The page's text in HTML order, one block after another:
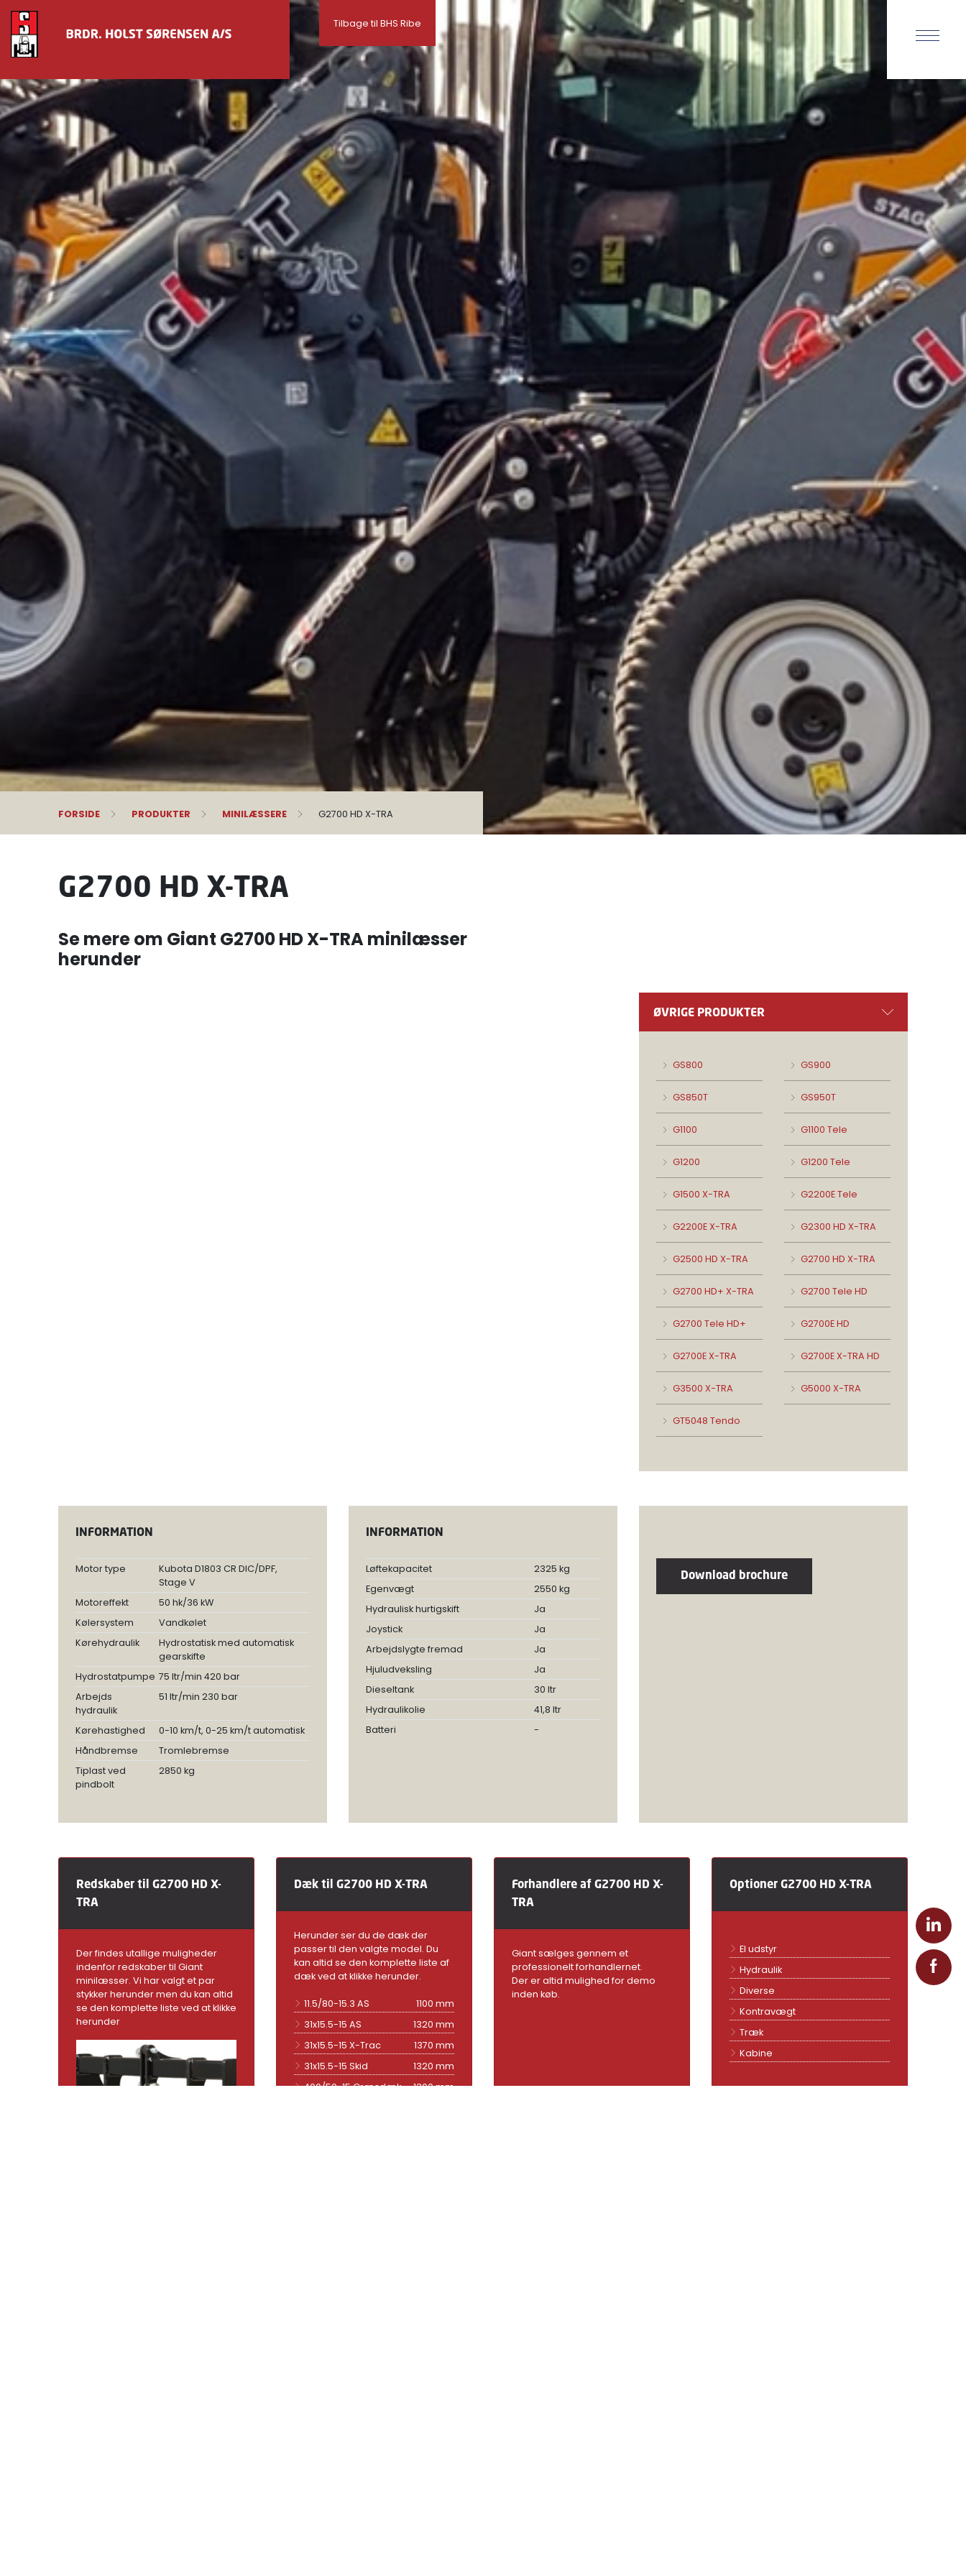
Tilbage til BHS Ribe
FORSIDE PRODUKTER MINILÆSSERE G2700 HD X-TRA
G2700 HD X-TRA
Se mere om Giant G2700 HD X-TRA minilæsser
herunder
ØVRIGE PRODUKTER
GS800 GS900
GS850T GS950T
G1100 G1100 Tele
G1200 G1200 Tele
G1500 X-TRA G2200E Tele
G2200E X-TRA G2300 HD X-TRA
G2500 HD X-TRA G2700 HD X-TRA
G2700 HD+ X-TRA G2700 Tele HD
G2700 Tele HD+ G2700E HD
G2700E X-TRA G2700E X-TRA HD
G3500 X-TRA G5000 X-TRA
GT5048 Tendo
INFORMATION
Motor type
Kubota D1803 CR DIC/DPF,
Stage V
Motoreffekt
50 hk/36 kW
Kølersystem
Vandkølet
Kørehydraulik
Hydrostatisk med automatisk
gearskifte
Hydrostatpumpe 75 ltr/min 420 bar
Arbejds
hydraulik
51 ltr/min 230 bar
Kørehastighed
0-10 km/t, 0-25 km/t automatisk
Håndbremse
Tromlebremse
Tiplast ved
pindbolt
2850 kg
INFORMATION
Løftekapacitet
2325 kg
Egenvægt
2550 kg
Hydraulisk hurtigskift
Ja
Joystick
Ja
Arbejdslygte fremad
Ja
Hjuludveksling
Ja
Dieseltank
30 ltr
Hydraulikolie
41,8 ltr
Batteri
-
Download brochure
Redskaber til G2700 HD X-
TRA
Der findes utallige muligheder
indenfor redskaber til Giant
minilæsser. Vi har valgt et par
stykker herunder men du kan altid
se den komplette liste ved at klikke
herunder
Dæk til G2700 HD X-TRA
Herunder ser du de dæk der
passer til den valgte model. Du
kan altid se den komplette liste af
dæk ved at klikke herunder.
11.5/80-15.3 AS
1100 mm
31x15.5-15 AS
1320 mm
31x15.5-15 X-Trac
1370 mm
31x15.5-15 Skid
1320 mm
400/50-15 Græsdæk
1300 mm
Forhandlere af G2700 HD X-
TRA
Giant sælges gennem et
professionelt forhandlernet.
Der er altid mulighed for demo
inden køb.
Optioner G2700 HD X-TRA
El udstyr
Hydraulik
Diverse
Kontravægt
Træk
Kabine